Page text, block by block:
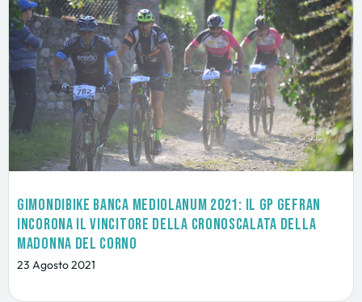
GimondiBike Banca Mediolanum 2021: il GP Gefran
incorona il vincitore della Cronoscalata della
Madonna del Corno
23 Agosto 2021